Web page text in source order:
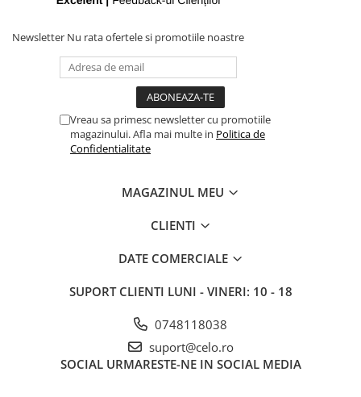
Newsletter Nu rata ofertele si promotiile noastre
Vreau sa primesc newsletter cu promotiile
magazinului. Afla mai multe in Politica de
Confidentialitate
MAGAZINUL MEU
CLIENTI
DATE COMERCIALE
SUPORT CLIENTI LUNI - VINERI: 10 - 18
0748118038
suport@celo.ro
SOCIAL URMARESTE-NE IN SOCIAL MEDIA